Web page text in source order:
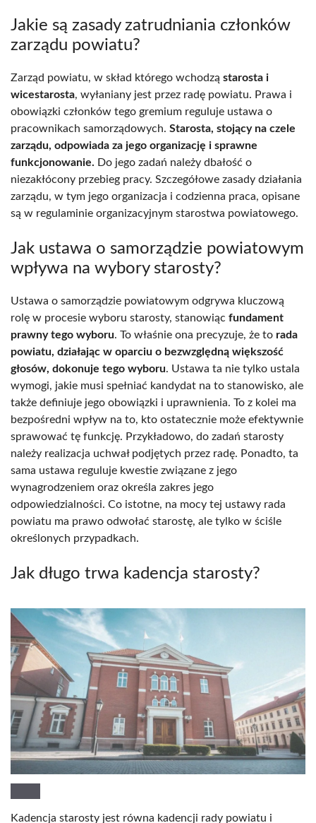
Jakie są zasady zatrudniania członków
zarządu powiatu?
Zarząd powiatu, w skład którego wchodzą starosta i
wicestarosta, wyłaniany jest przez radę powiatu. Prawa i
obowiązki członków tego gremium reguluje ustawa o
pracownikach samorządowych. Starosta, stojący na czele
zarządu, odpowiada za jego organizację i sprawne
funkcjonowanie. Do jego zadań należy dbałość o
niezakłócony przebieg pracy. Szczegółowe zasady działania
zarządu, w tym jego organizacja i codzienna praca, opisane
są w regulaminie organizacyjnym starostwa powiatowego.
Jak ustawa o samorządzie powiatowym
wpływa na wybory starosty?
Ustawa o samorządzie powiatowym odgrywa kluczową
rolę w procesie wyboru starosty, stanowiąc fundament
prawny tego wyboru. To właśnie ona precyzuje, że to rada
powiatu, działając w oparciu o bezwzględną większość
głosów, dokonuje tego wyboru. Ustawa ta nie tylko ustala
wymogi, jakie musi spełniać kandydat na to stanowisko, ale
także definiuje jego obowiązki i uprawnienia. To z kolei ma
bezpośredni wpływ na to, kto ostatecznie może efektywnie
sprawować tę funkcję. Przykładowo, do zadań starosty
należy realizacja uchwał podjętych przez radę. Ponadto, ta
sama ustawa reguluje kwestie związane z jego
wynagrodzeniem oraz określa zakres jego
odpowiedzialności. Co istotne, na mocy tej ustawy rada
powiatu ma prawo odwołać starostę, ale tylko w ściśle
określonych przypadkach.
Jak długo trwa kadencja starosty?
Kadencja starosty jest równa kadencji rady powiatu i